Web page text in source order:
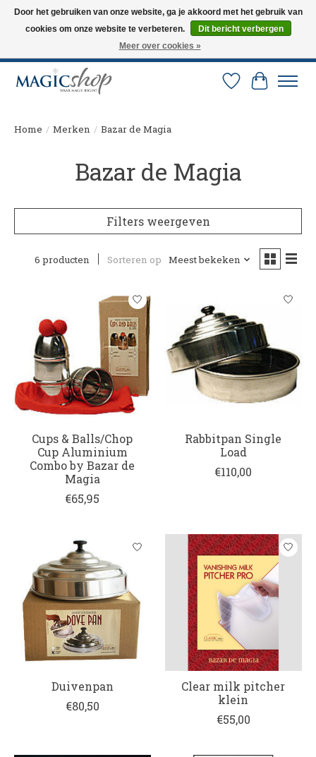
Altijd de nieuwste trucs op voorraad. Snelle verzending via PostNL en DHL.
Langskomen in onze winkel? Bel of mail om een afspraak te maken. 0251-
Verlanglijst
Home / Merken / Bazar de Magia
Bazar de Magia
Filters weergeven
6 producten Sorteren op Meest bekeken
Cups & Balls/Chop
Cup Aluminium
Combo by Bazar de
Magia
€65,95
Rabbitpan Single
Load
€110,00
Duivenpan
€80,50
Clear milk pitcher
klein
€55,00
Door het gebruiken van onze website, ga je akkoord met het gebruik van
cookies om onze website te verbeteren.
Dit bericht verbergen
Meer over cookies »